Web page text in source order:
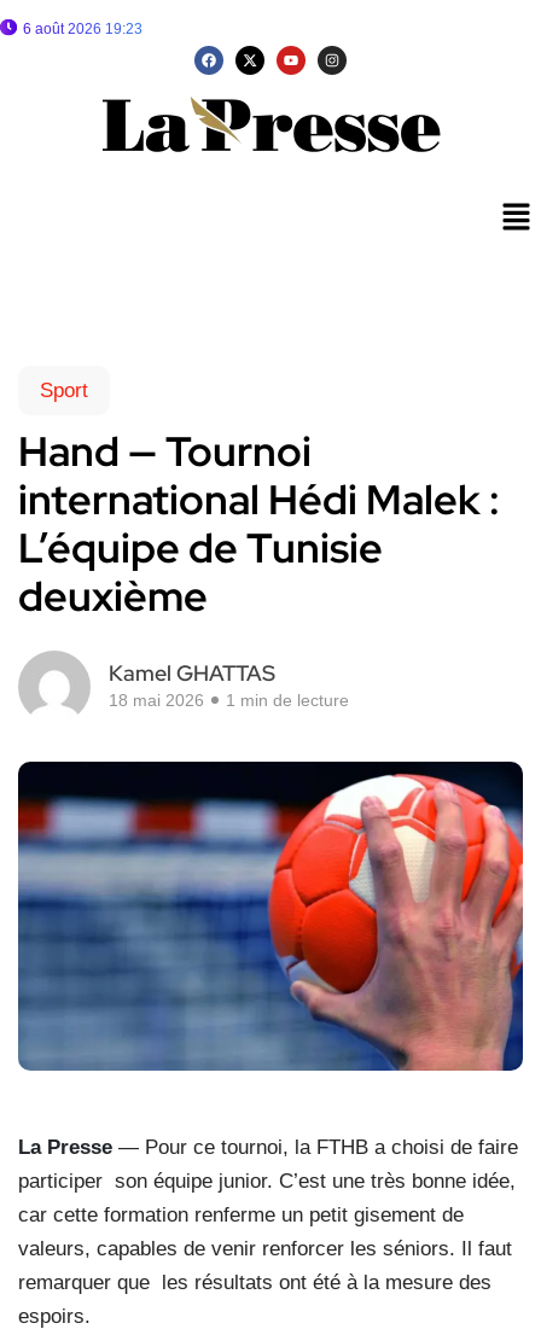
6 août 2026 19:23
Sport
Hand — Tournoi
international Hédi Malek :
L’équipe de Tunisie
deuxième
Kamel GHATTAS
18 mai 2026 1 min de lecture
La Presse — Pour ce tournoi, la FTHB a choisi de faire
participer son équipe junior. C’est une très bonne idée,
car cette formation renferme un petit gisement de
valeurs, capables de venir renforcer les séniors. Il faut
remarquer que les résultats ont été à la mesure des
espoirs.